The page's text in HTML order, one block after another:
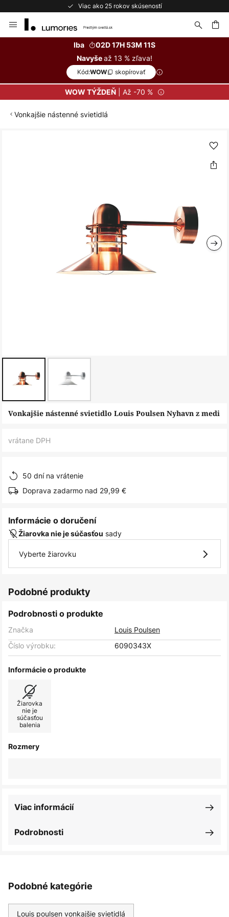
Viac ako 25 rokov skúseností
to
Iba
02D 17H 53M 11S
Navyšeaž 13 % zľava!
Kód:WOW skopírovať
WOW TÝŽDEŇ| Až -70 %
Vonkajšie nástenné svietidlá
Preskočiť
Vonkajšie nástenné svietidlo Louis Poulsen Nyhavn z medi
vrátane DPH
50 dní na vrátenie
Doprava zadarmo nad 29,99 €
Informácie o doručení
Žiarovka nie je súčasťou sady
Vyberte žiarovku
Podobné produkty
Podrobnosti o produkte
Značka
Louis Poulsen
Číslo výrobku:
6090343X
Informácie o produkte
Žiarovka
nie je
súčasťou
balenia
Rozmery
Podrobnosti
Viac informácií
Podobné kategórie
Louis poulsen vonkajšie svietidlá